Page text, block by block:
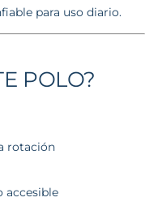
para uso diario.
POLO?
rotación
accesible